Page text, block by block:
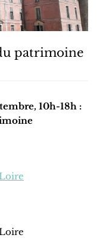
patrimoine
10h-18h :